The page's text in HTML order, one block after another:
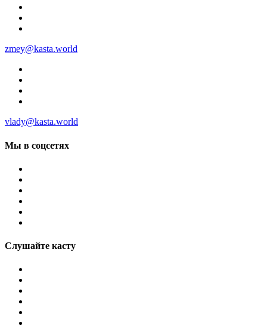
zmey@kasta.world
vlady@kasta.world
Мы в соцсетях
Слушайте касту